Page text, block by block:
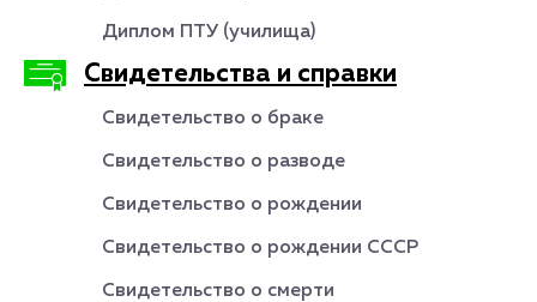
Диплом ПТУ (училища)
Свидетельства и справки
Свидетельство о браке
Свидетельство о разводе
Свидетельство о рождении
Свидетельство о рождении СССР
Свидетельство о смерти